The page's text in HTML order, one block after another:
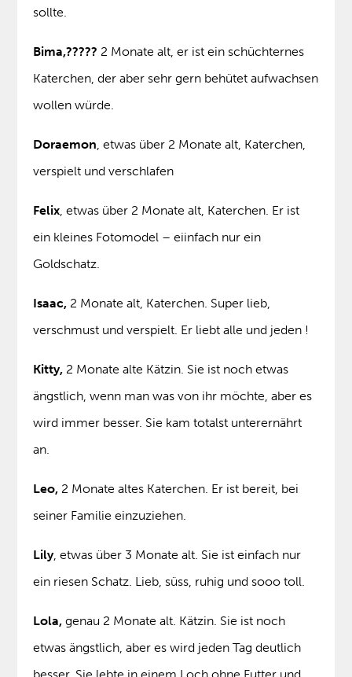
sollte.
Bima,????? 2 Monate alt, er ist ein schüchternes
Katerchen, der aber sehr gern behütet aufwachsen
wollen würde.
Doraemon, etwas über 2 Monate alt, Katerchen,
verspielt und verschlafen
Felix, etwas über 2 Monate alt, Katerchen. Er ist
ein kleines Fotomodel – eiinfach nur ein
Goldschatz.
Isaac, 2 Monate alt, Katerchen. Super lieb,
verschmust und verspielt. Er liebt alle und jeden !
Kitty, 2 Monate alte Kätzin. Sie ist noch etwas
ängstlich, wenn man was von ihr möchte, aber es
wird immer besser. Sie kam totalst unterernährt
an.
Leo, 2 Monate altes Katerchen. Er ist bereit, bei
seiner Familie einzuziehen.
Lily, etwas über 3 Monate alt. Sie ist einfach nur
ein riesen Schatz. Lieb, süss, ruhig und sooo toll.
Lola, genau 2 Monate alt. Kätzin. Sie ist noch
etwas ängstlich, aber es wird jeden Tag deutlich